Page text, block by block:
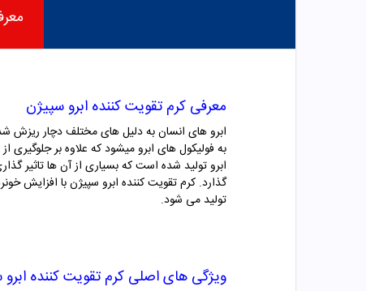
معرفی کرم تقویت کننده ابرو سپیژن
ابرو های انسان به دلیل های مختلف دچار ریزش
به فولیکول های ابرو میشود که علاوه بر
ابرو تولید شده است که بسیاری از آن ها تاثیر
گذارد. کرم تقویت کننده ابرو سپیژن
تولید می شود.
ویژگی های اصلی کرم تقویت کننده ابرو